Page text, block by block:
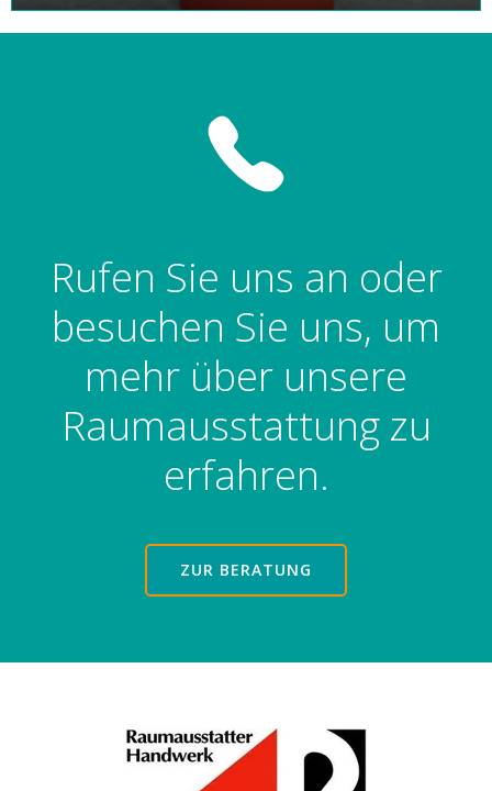
Rufen Sie uns an oder
besuchen Sie uns, um
mehr über unsere
Raumausstattung zu
erfahren.
ZUR BERATUNG